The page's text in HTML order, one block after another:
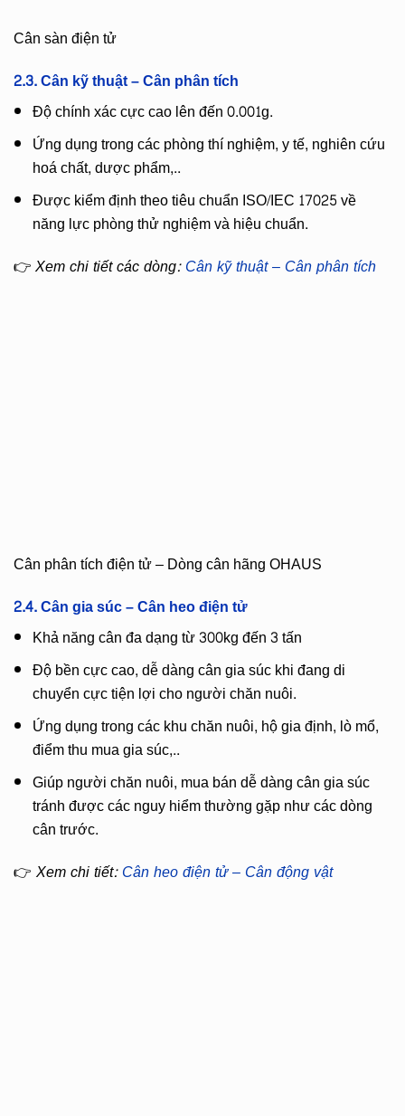
Cân sàn điện tử
2.3. Cân kỹ thuật – Cân phân tích
Độ chính xác cực cao lên đến 0.001g.
Ứng dụng trong các phòng thí nghiệm, y tế, nghiên cứu
hoá chất, dược phẩm,..
Được kiểm định theo tiêu chuẩn ISO/IEC 17025 về
năng lực phòng thử nghiệm và hiệu chuẩn.
👉Xem chi tiết các dòng:Cân kỹ thuật – Cân phân tích
Cân phân tích điện tử – Dòng cân hãng OHAUS
2.4. Cân gia súc – Cân heo điện tử
Khả năng cân đa dạng từ 300kg đến 3 tấn
Độ bền cực cao, dễ dàng cân gia súc khi đang di
chuyển cực tiện lợi cho người chăn nuôi.
Ứng dụng trong các khu chăn nuôi, hộ gia định, lò mổ,
điểm thu mua gia súc,..
Giúp người chăn nuôi, mua bán dễ dàng cân gia súc
tránh được các nguy hiểm thường gặp như các dòng
cân trước.
👉 Xem chi tiết:Cân heo điện tử – Cân động vật